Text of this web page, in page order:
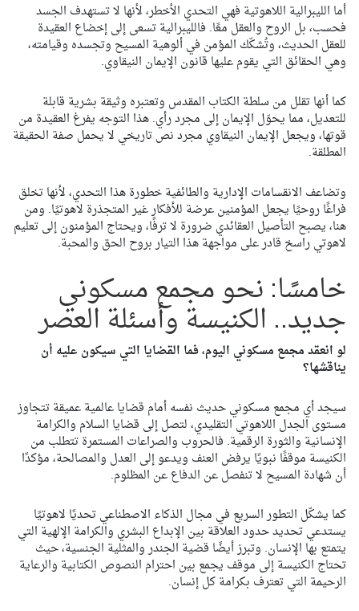
أما الليبرالية اللاهوتية فهي التحدي الأخطر، لأنها لا تستهدف الجسد
فحسب، بل الروح والعقل معًا. فالليبرالية تسعى إلى إخضاع العقيدة
للعقل الحديث، وتُشكّك المؤمن في ألوهية المسيح وتجسده وقيامته،
وهي الحقائق التي يقوم عليها قانون الإيمان النيقاوي.
كما أنها تقلل من سلطة الكتاب المقدس وتعتبره وثيقة بشرية قابلة
للتعديل، مما يحوّل الإيمان إلى مجرد رأي. هذا التوجه يفرغ العقيدة من
قوتها، ويجعل الإيمان النيقاوي مجرد نص تاريخي لا يحمل صفة الحقيقة
المطلقة.
وتضاعف الانقسامات الإدارية والطائفية خطورة هذا التحدي، لأنها تخلق
فراغًا روحيًا يجعل المؤمنين عرضة للأفكار غير المتجذرة لاهوتيًا. ومن
هنا، يصبح التأصيل العقائدي ضرورة لا ترفًا، ويحتاج المؤمنون إلى تعليم
لاهوتي راسخ قادر على مواجهة هذا التيار بروح الحق والمحبة.
خامسًا: نحو مجمع مسكوني
جديد.. الكنيسة وأسئلة العصر
لو انعقد مجمع مسكوني اليوم، فما القضايا التي سيكون عليه أن
يناقشها؟
سيجد أي مجمع مسكوني حديث نفسه أمام قضايا عالمية عميقة تتجاوز
مستوى الجدل اللاهوتي التقليدي، لتصل إلى قضايا السلام والكرامة
الإنسانية والثورة الرقمية. فالحروب والصراعات المستمرة تتطلب من
الكنيسة موقفًا نبويًا يرفض العنف ويدعو إلى العدل والمصالحة، مؤكدًا
أن شهادة المسيح لا تنفصل عن الدفاع عن المظلوم.
كما يشكّل التطور السريع في مجال الذكاء الاصطناعي تحديًا لاهوتيًا
يستدعي تحديد حدود العلاقة بين الإبداع البشري والكرامة الإلهية التي
يتمتع بها الإنسان. وتبرز أيضًا قضية الجندر والمثلية الجنسية، حيث
تحتاج الكنيسة إلى موقف يجمع بين احترام النصوص الكتابية والرعاية
الرحيمة التي تعترف بكرامة كل إنسان.